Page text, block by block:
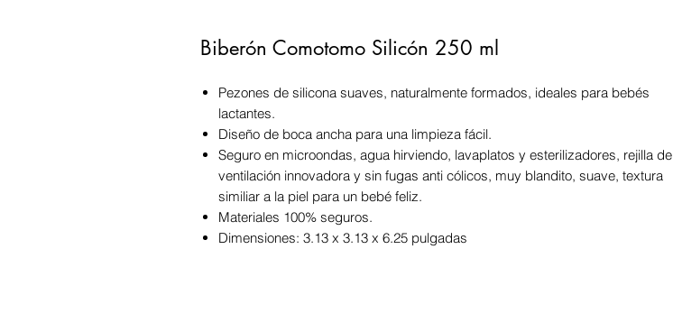
Biberón Comotomo Silicón 250 ml
Pezones de silicona suaves, naturalmente formados, ideales para bebés
lactantes.
Diseño de boca ancha para una limpieza fácil.
Seguro en microondas, agua hirviendo, lavaplatos y esterilizadores, rejilla de
ventilación innovadora y sin fugas anti cólicos, muy blandito, suave, textura
similiar a la piel para un bebé feliz.
Materiales 100% seguros.
Dimensiones: ‎3.13 x 3.13 x 6.25 pulgadas